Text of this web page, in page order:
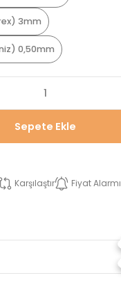
3mm
0,50mm
Sepete Ekle
Karşılaştır Fiyat Alarmı